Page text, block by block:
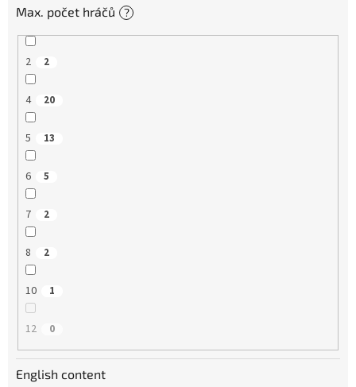
Max. počet hráčů ?
2 2
4 20
5 13
6 5
7 2
8 2
10 1
12 0
English content